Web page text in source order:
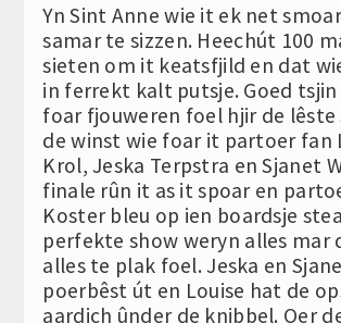
Yn Sint Anne wie it ek net
samar te sizzen. Heechút 100
sieten om it keatsfjild en dat
in ferrekt kalt putsje. Goed
foar fjouweren foel hjir de lêste
de winst wie foar it partoer fan
Krol, Jeska Terpstra en Sjanet
finale rûn it as it spoar en
Koster bleu op ien boardsje
perfekte show weryn alles mar
alles te plak foel. Jeska en
poerbêst út en Louise hat de
aardich ûnder de knibbel. Oer